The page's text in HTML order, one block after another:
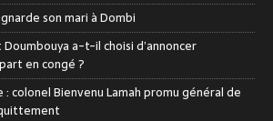
son mari à Dombi
a-t-il choisi d’annoncer
en congé ?
colonel Bienvenu Lamah promu général de